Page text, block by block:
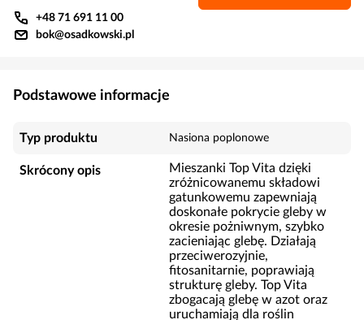
+48 71 691 11 00
bok@osadkowski.pl
Podstawowe informacje
Typ produktu Nasiona poplonowe
Skrócony opis
Mieszanki Top Vita dzięki
zróżnicowanemu składowi
gatunkowemu zapewniają
doskonałe pokrycie gleby w
okresie pożniwnym, szybko
zacieniając glebę. Działają
przeciwerozyjnie,
fitosanitarnie, poprawiają
strukturę gleby. Top Vita
zbogacają glebę w azot oraz
uruchamiają dla roślin